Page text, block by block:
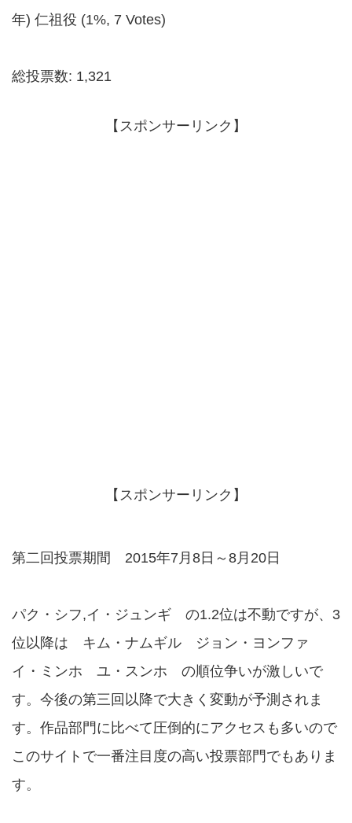
年) 仁祖役 (1%, 7 Votes)
総投票数: 1,321
【スポンサーリンク】
【スポンサーリンク】
第二回投票期間 2015年7月8日～8月20日
パク・シフ,イ・ジュンギ の1.2位は不動ですが、3
位以降は キム・ナムギル ジョン・ヨンファ
イ・ミンホ ユ・スンホ の順位争いが激しいで
す。今後の第三回以降で大きく変動が予測されま
す。作品部門に比べて圧倒的にアクセスも多いので
このサイトで一番注目度の高い投票部門でもありま
す。